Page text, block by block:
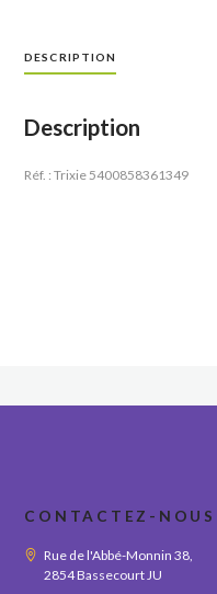
DESCRIPTION
Description
Réf. : Trixie 5400858361349
CONTACTEZ-NOUS
Rue de l'Abbé-Monnin 38,
2854 Bassecourt JU